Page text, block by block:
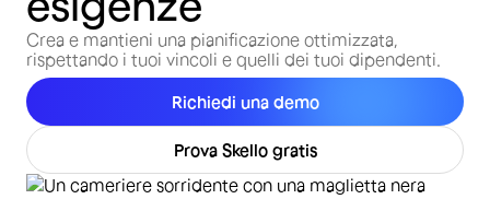
Crea e mantieni una pianificazione ottimizzata,
rispettando i tuoi vincoli e quelli dei tuoi dipendenti.
Richiedi una demo
Prova Skello gratis